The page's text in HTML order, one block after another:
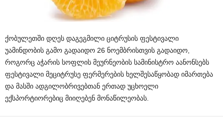
ქობულეთში დღეს დაგეგმილი ციტრუსის ფესტივალი
უამინდობის გამო გადაიდო 26 ნოემბრისთვის გადაიდო,
როგორც აჭარის სოფლის მეურნეობის სამინისტრო აანონსებს
ფესტივალი მეციტრუსე ფერმერების ხელშესაწყობად იმართება
და მასში ადგილობრივებთან ერთად უცხოელი
ექსპორტიორებიც მიიღებენ მონაწილეობას.